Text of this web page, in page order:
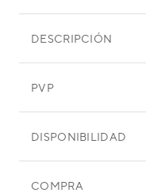
DESCRIPCIÓN
PVP
DISPONIBILIDAD
COMPRA